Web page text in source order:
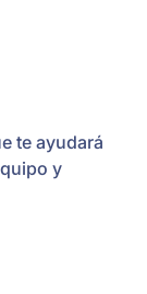
te ayudará
y